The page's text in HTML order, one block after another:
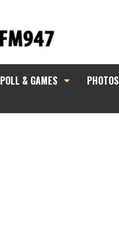
POLL & GAMES
PHOTOS